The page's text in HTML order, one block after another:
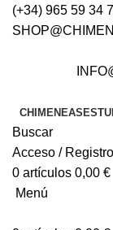
(+34) 965 59 34
CHIMENEAS
Buscar
Acceso / Registro
0 artículos 0,00 €
Menú